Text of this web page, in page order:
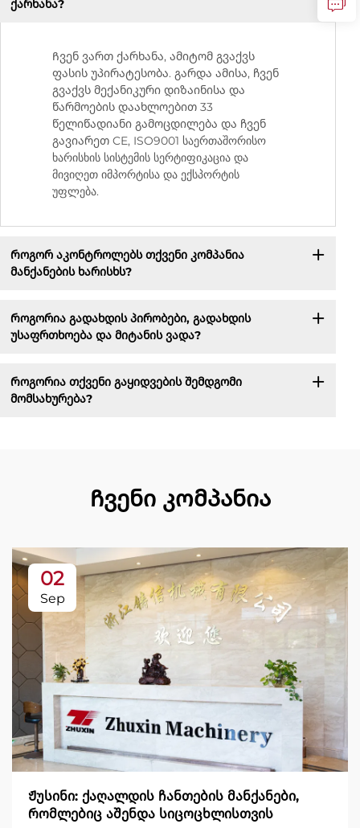
ქარხანა?
Ჩვენ ვართ ქარხანა, ამიტომ გვაქვს
ფასის უპირატესობა. გარდა ამისა, ჩვენ
გვაქვს მექანიკური დიზაინისა და
წარმოების დაახლოებით 33
წელიწადიანი გამოცდილება და ჩვენ
გავიარეთ CE, ISO9001 საერთაშორისო
ხარისხის სისტემის სერტიფიკაცია და
მივიღეთ იმპორტისა და ექსპორტის
უფლება.
Როგორ აკონტროლებს თქვენი კომპანია
მანქანების ხარისხს?
Როგორია გადახდის პირობები, გადახდის
უსაფრთხოება და მიტანის ვადა?
Როგორია თქვენი გაყიდვების შემდგომი
მომსახურება?
Ჩვენი კომპანია
02
Sep
Ჟუსინი: ქაღალდის ჩანთების მანქანები,
რომლებიც აშენდა სიცოცხლისთვის